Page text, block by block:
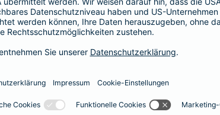
Versicherungen für Kinder
definitiv den bestmöglichen Schutz
vielfältig und flexibel.